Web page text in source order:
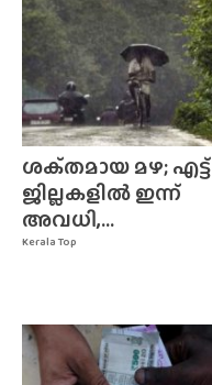
Kerala Top
ശക്‌തമായ മഴ; എട്ട്
ജില്ലകളിൽ ഇന്ന്
അവധി,...